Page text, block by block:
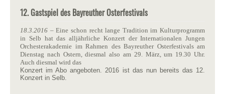
12. Gastspiel des Bayreuther Osterfestivals
18.3.2016 – Eine schon recht lange Tradition im Kulturprogramm
in Selb hat das alljährliche Konzert der Internationalen Jungen
Orchesterakademie im Rahmen des Bayreuther Osterfestivals am
Dienstag nach Ostern, diesmal also am 29. März, um 19.30 Uhr.
Auch diesmal wird das
Konzert im Abo angeboten. 2016 ist das nun bereits das 12.
Konzert in Selb.